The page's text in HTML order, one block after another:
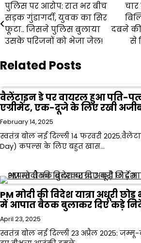
Post
navigation
पुलिस पर आरोप: रात भर बीच
सड़क गुंडागर्दी, युवक का सिर
फूटा.. जिसने पुलिस बुलाया
उसके परिजनों को भेजा जेल!
चार
दबने
से
Related Posts
वैलेंटाइन डे पर वायरल हुआ पति-
एग्रीमेंट, एक-दूजे के लिए रखी
February 14, 2025
स्वतंत्र बोल नई दिल्ली 14 फरवरी
Day) कपल्स के लिए बहुत खास…
PM मोदी की विदेश यात्रा अधूरी
में आपात बैठक बुलाकर दिए कड़े
April 23, 2025
स्वतंत्र बोल नई दिल्ली 23 अप्रैल 2025: